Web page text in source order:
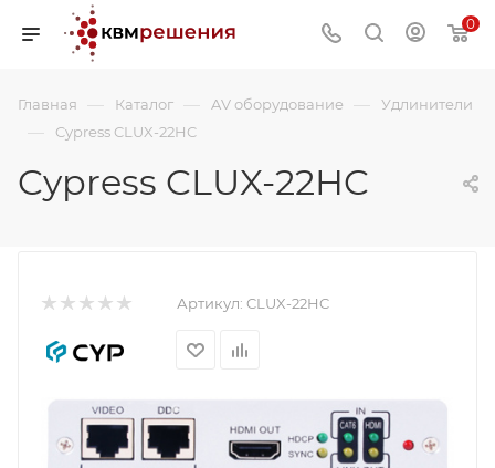
0
Главная — Каталог — AV оборудование — Удлинители
— Cypress CLUX-22HC
Cypress CLUX-22HC
Артикул: CLUX-22HC